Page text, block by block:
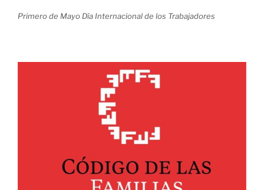
Primero de Mayo Día Internacional de los Trabajadores